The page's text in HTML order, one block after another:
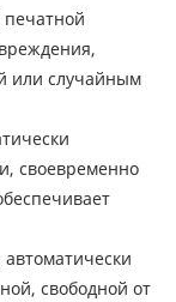
или случайным
своевременно
свободной от